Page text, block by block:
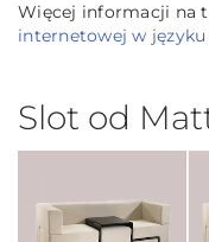
Więcej informacji na
internetowej w
Slot od